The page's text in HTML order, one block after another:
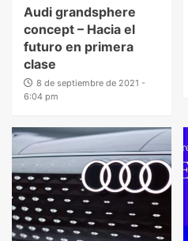
Audi grandsphere
concept – Hacia el
futuro en primera
clase
8 de septiembre de 2021 -
6:04 pm